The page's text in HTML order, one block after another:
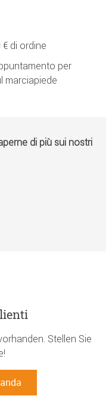
di ordine
per
marciapiede
di più sui nostri
Stellen Sie